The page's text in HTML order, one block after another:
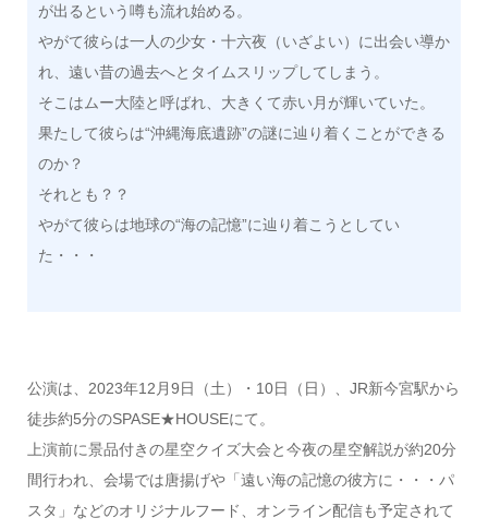
が出るという噂も流れ始める。
やがて彼らは一人の少女・十六夜（いざよい）に出会い導か
れ、遠い昔の過去へとタイムスリップしてしまう。
そこはムー大陸と呼ばれ、大きくて赤い月が輝いていた。
果たして彼らは“沖縄海底遺跡”の謎に辿り着くことができる
のか？
それとも？？
やがて彼らは地球の“海の記憶”に辿り着こうとしてい
た・・・
公演は、2023年12月9日（土）・10日（日）、JR新今宮駅から
徒歩約5分のSPASE★HOUSEにて。
上演前に景品付きの星空クイズ大会と今夜の星空解説が約20分
間行われ、会場では唐揚げや「遠い海の記憶の彼方に・・・パ
スタ」などのオリジナルフード、オンライン配信も予定されて